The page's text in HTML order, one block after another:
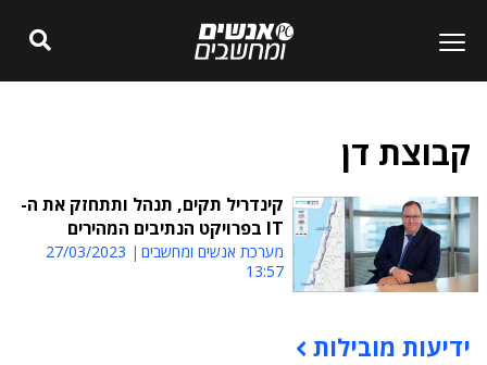
קבוצת דן
קינדריל תקים, תנהל ותתחזק את ה-
IT בפרויקט הנתיבים המהירים
מערכת אנשים ומחשבים
27/03/2023
13:57
תוכן פרסומי
ידיעות מובילות